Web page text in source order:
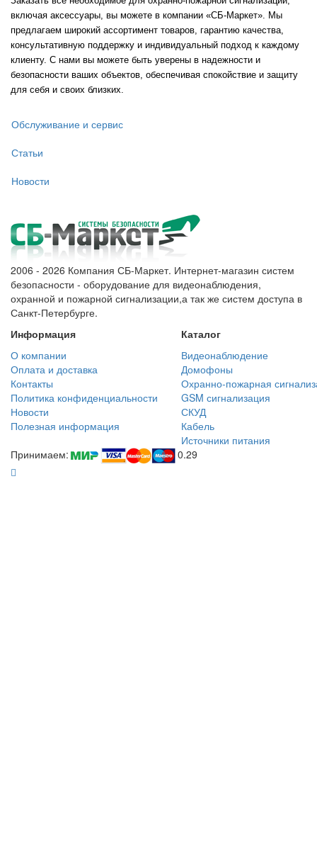
включая аксессуары, вы можете в компании «СБ-Маркет». Мы
предлагаем широкий ассортимент товаров, гарантию качества,
консультативную поддержку и индивидуальный подход к каждому
клиенту. С нами вы можете быть уверены в надежности и
безопасности ваших объектов, обеспечивая спокойствие и защиту
для себя и своих близких.
Обслуживание и сервис
Статьи
Новости
2006 - 2026 Компания СБ-Маркет. Интернет-магазин систем
безопасности - оборудование для видеонаблюдения,
охранной и пожарной сигнализации,а так же систем доступа в
Санкт-Петербурге.
Информация
Каталог
О компании
Видеонаблюдение
Оплата и доставка
Домофоны
Контакты
Охранно-пожарная
Политика конфиденциальности
GSM сигнализация
Новости
СКУД
Полезная информация
Кабель
Источники питания
Принимаем:
0.29